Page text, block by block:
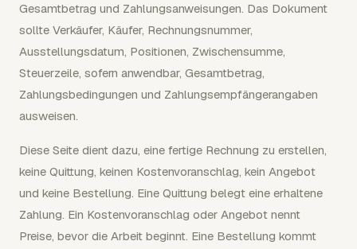
Gesamtbetrag und Zahlungsanweisungen. Das Dokument
sollte Verkäufer, Käufer, Rechnungsnummer,
Ausstellungsdatum, Positionen, Zwischensumme,
Steuerzeile, sofern anwendbar, Gesamtbetrag,
Zahlungsbedingungen und Zahlungsempfängerangaben
ausweisen.
Diese Seite dient dazu, eine fertige Rechnung zu erstellen,
keine Quittung, keinen Kostenvoranschlag, kein Angebot
und keine Bestellung. Eine Quittung belegt eine erhaltene
Zahlung. Ein Kostenvoranschlag oder Angebot nennt
Preise, bevor die Arbeit beginnt. Eine Bestellung kommt